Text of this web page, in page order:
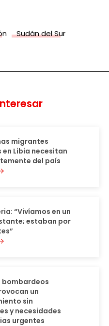
Sudán del Sur
migrantes
Libia necesitan
del país
“Vivíamos en un
estaban por
bombardeos
un
sin
y necesidades
urgentes